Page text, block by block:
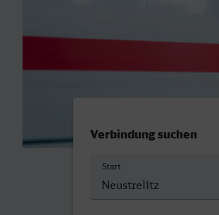
Verbindung suchen
Start